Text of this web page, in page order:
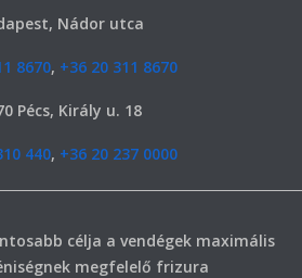
Nádor utca
8670, +36 20 311 8670
Pécs, Király u. 18
440, +36 20 237 0000
célja a vendégek maximális
megfelelő frizura